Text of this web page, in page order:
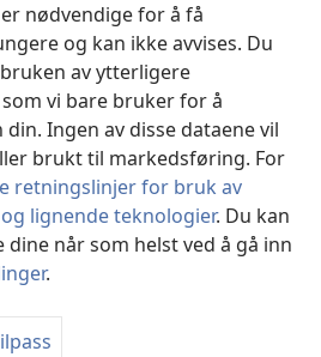
nødvendige for å få
og kan ikke avvises. Du
av ytterligere
vi bare bruker for å
Ingen av disse dataene vil
brukt til markedsføring. For
retningslinjer for bruk av
lignende teknologier. Du kan
når som helst ved å gå inn
.
|PERSONVERNINNSTILLINGER